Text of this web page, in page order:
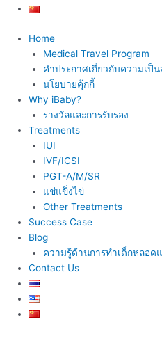
Home
Medical Travel Program
คำประกาศเกี่ยวกับความเป็
นโยบายคุ้กกี้
Why iBaby?
รางวัลและการรับรอง
Treatments
IUI
IVF/ICSI
PGT-A/M/SR
แช่แข็งไข่
Other Treatments
Success Case
Blog
ความรู้ด้านการทำเด็กหลอด
Contact Us